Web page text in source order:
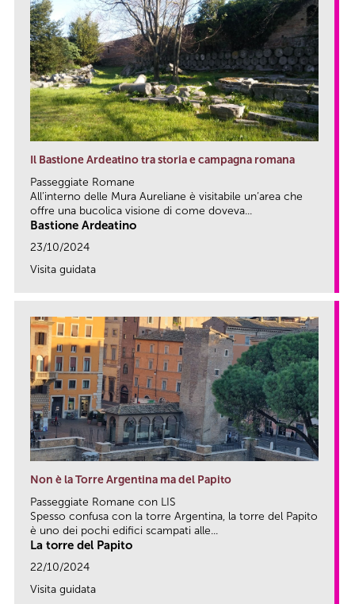
Il Bastione Ardeatino tra storia e campagna romana
Passeggiate Romane
All’interno delle Mura Aureliane è visitabile un’area che
offre una bucolica visione di come doveva...
Bastione Ardeatino
23/10/2024
Visita guidata
Non è la Torre Argentina ma del Papito
Passeggiate Romane con LIS
Spesso confusa con la torre Argentina, la torre del Papito
è uno dei pochi edifici scampati alle...
La torre del Papito
22/10/2024
Visita guidata